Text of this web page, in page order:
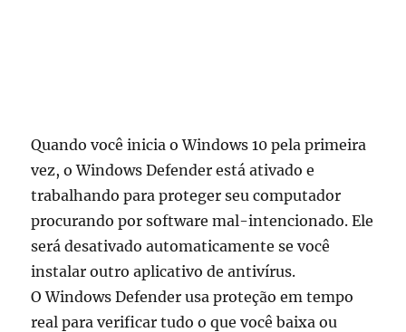
Quando você inicia o Windows 10 pela primeira
vez, o Windows Defender está ativado e
trabalhando para proteger seu computador
procurando por software mal-intencionado. Ele
será desativado automaticamente se você
instalar outro aplicativo de antivírus.
O Windows Defender usa proteção em tempo
real para verificar tudo o que você baixa ou